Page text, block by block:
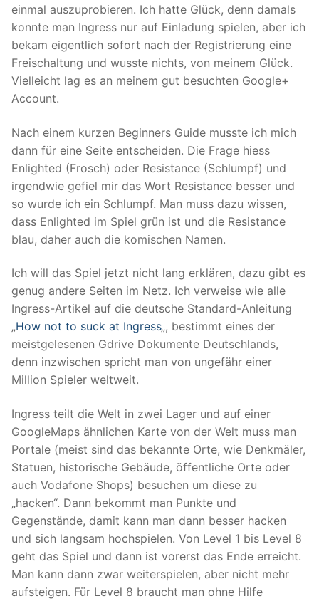
einmal auszuprobieren. Ich hatte Glück, denn damals
konnte man Ingress nur auf Einladung spielen, aber ich
bekam eigentlich sofort nach der Registrierung eine
Freischaltung und wusste nichts, von meinem Glück.
Vielleicht lag es an meinem gut besuchten Google+
Account.
Nach einem kurzen Beginners Guide musste ich mich
dann für eine Seite entscheiden. Die Frage hiess
Enlighted (Frosch) oder Resistance (Schlumpf) und
irgendwie gefiel mir das Wort Resistance besser und
so wurde ich ein Schlumpf. Man muss dazu wissen,
dass Enlighted im Spiel grün ist und die Resistance
blau, daher auch die komischen Namen.
Ich will das Spiel jetzt nicht lang erklären, dazu gibt es
genug andere Seiten im Netz. Ich verweise wie alle
Ingress-Artikel auf die deutsche Standard-Anleitung
„How not to suck at Ingress„, bestimmt eines der
meistgelesenen Gdrive Dokumente Deutschlands,
denn inzwischen spricht man von ungefähr einer
Million Spieler weltweit.
Ingress teilt die Welt in zwei Lager und auf einer
GoogleMaps ähnlichen Karte von der Welt muss man
Portale (meist sind das bekannte Orte, wie Denkmäler,
Statuen, historische Gebäude, öffentliche Orte oder
auch Vodafone Shops) besuchen um diese zu
„hacken“. Dann bekommt man Punkte und
Gegenstände, damit kann man dann besser hacken
und sich langsam hochspielen. Von Level 1 bis Level 8
geht das Spiel und dann ist vorerst das Ende erreicht.
Man kann dann zwar weiterspielen, aber nicht mehr
aufsteigen. Für Level 8 braucht man ohne Hilfe